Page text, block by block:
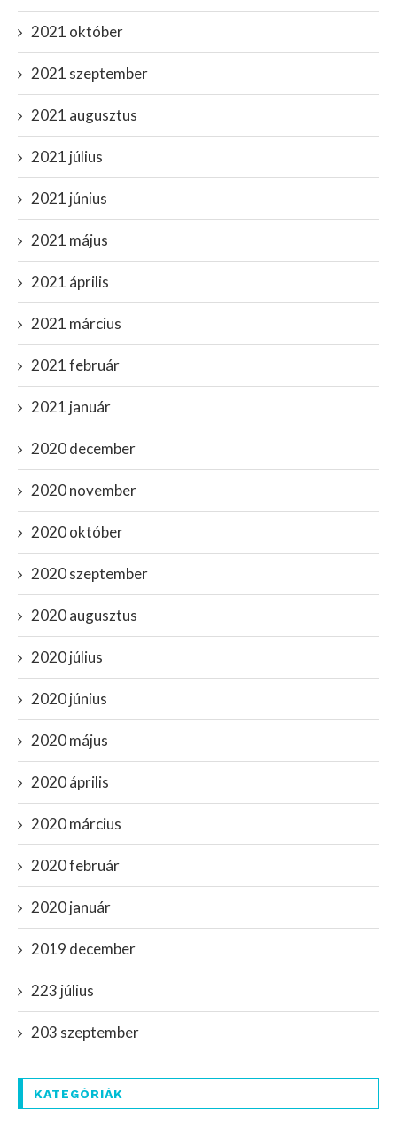
2021 október
2021 szeptember
2021 augusztus
2021 július
2021 június
2021 május
2021 április
2021 március
2021 február
2021 január
2020 december
2020 november
2020 október
2020 szeptember
2020 augusztus
2020 július
2020 június
2020 május
2020 április
2020 március
2020 február
2020 január
2019 december
223 július
203 szeptember
KATEGÓRIÁK